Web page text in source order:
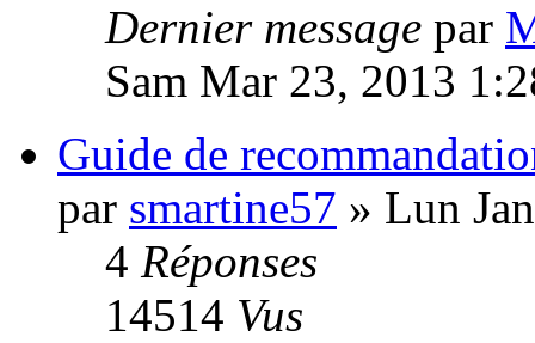
Dernier message par
Sam Mar 23, 2013
Guide de
par smartine57 » Lun
4 Réponses
14514 Vus